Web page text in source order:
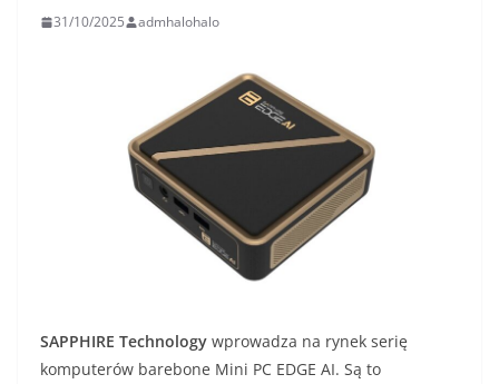
31/10/2025 admhalohalo
SAPPHIRE Technology wprowadza na rynek serię
komputerów barebone Mini PC EDGE AI. Są to